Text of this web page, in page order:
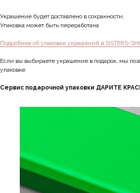
Украшение будет доставлено в сохранности.
Упаковка может быть переработана
Подробнее об упаковке украшений в SISTERS-
Если вы выбираете украшение в подарок, мы
упаковке
Сервис подарочной упаковки ДАРИТЕ